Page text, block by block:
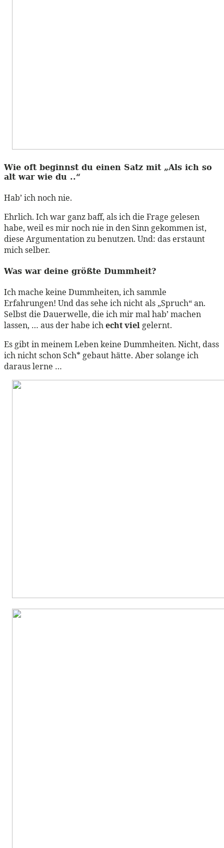
Wie oft beginnst du einen Satz mit „Als ich so
alt war wie du ..“
Hab’ ich noch nie.
Ehrlich. Ich war ganz baff, als ich die Frage gelesen
habe, weil es mir noch nie in den Sinn gekommen ist,
diese Argumentation zu benutzen. Und: das erstaunt
mich selber.
Was war deine größte Dummheit?
Ich mache keine Dummheiten, ich sammle
Erfahrungen! Und das sehe ich nicht als „Spruch“ an.
Selbst die Dauerwelle, die ich mir mal hab’ machen
lassen, … aus der habe ichecht viel gelernt.
Es gibt in meinem Leben keine Dummheiten. Nicht, dass
ich nicht schon Sch* gebaut hätte. Aber solange ich
daraus lerne …